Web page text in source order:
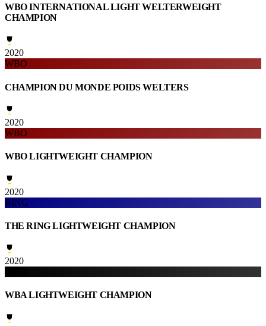
WBO INTERNATIONAL LIGHT WELTERWEIGHT
CHAMPION
2020
WBO
CHAMPION DU MONDE POIDS WELTERS
2020
WBO
WBO LIGHTWEIGHT CHAMPION
2020
RING
THE RING LIGHTWEIGHT CHAMPION
2020
WBA LIGHTWEIGHT CHAMPION